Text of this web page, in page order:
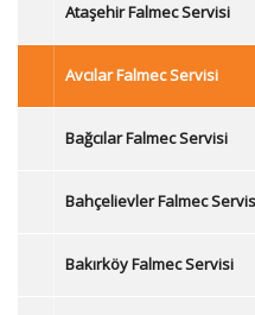
Ataşehir Falmec Servisi
Avcılar Falmec Servisi
Bağcılar Falmec Servisi
Bahçelievler Falmec
Bakırköy Falmec Servisi